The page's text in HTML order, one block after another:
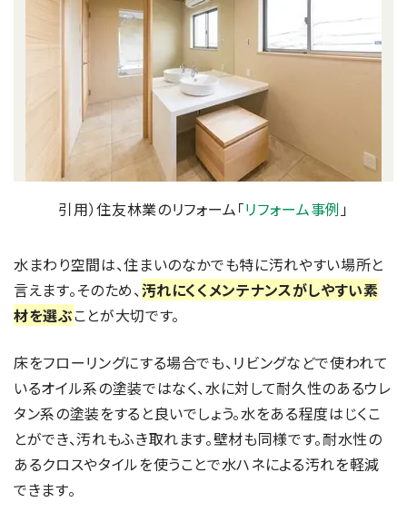
引用）住友林業のリフォーム「リフォーム事例」
水まわり空間は、住まいのなかでも特に汚れやすい場所と
言えます。そのため、汚れにくくメンテナンスがしやすい素
材を選ぶことが大切です。
床をフローリングにする場合でも、リビングなどで使われて
いるオイル系の塗装ではなく、水に対して耐久性のあるウレ
タン系の塗装をすると良いでしょう。水をある程度はじくこ
とができ、汚れもふき取れます。壁材も同様です。耐水性の
あるクロスやタイルを使うことで水ハネによる汚れを軽減
できます。